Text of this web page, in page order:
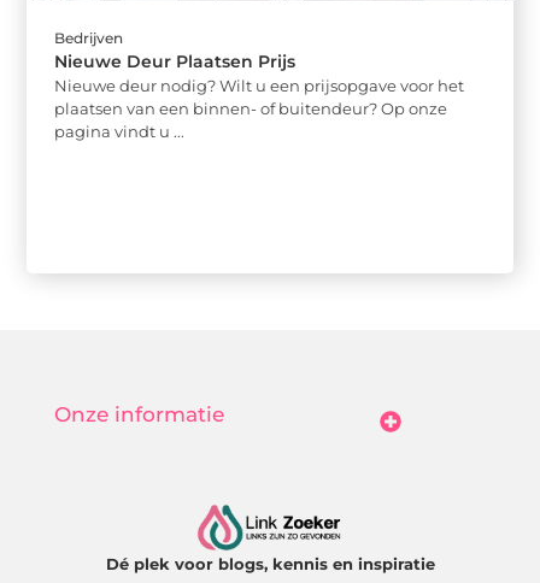
Bedrijven
Nieuwe Deur Plaatsen Prijs
Nieuwe deur nodig? Wilt u een prijsopgave voor het
plaatsen van een binnen- of buitendeur? Op onze
pagina vindt u ...
Dé plek voor blogs, kennis en inspiratie
Onze informatie